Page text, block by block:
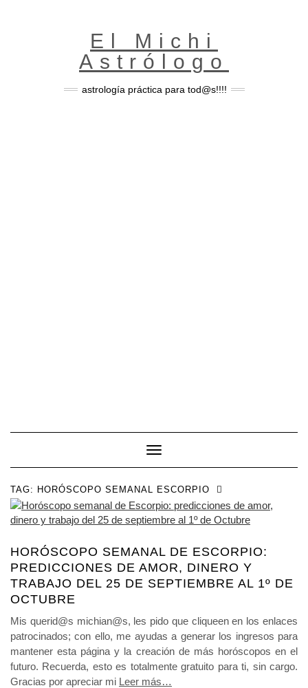
El Michi
Astrólogo
astrología práctica para tod@s!!!!
Toggle Navigation
TAG: HORÓSCOPO SEMANAL ESCORPIO
HORÓSCOPO SEMANAL DE ESCORPIO:
PREDICCIONES DE AMOR, DINERO Y
TRABAJO DEL 25 DE SEPTIEMBRE AL 1º DE
OCTUBRE
Mis querid@s michian@s, les pido que cliqueen en los enlaces
patrocinados; con ello, me ayudas a generar los ingresos para
mantener esta página y la creación de más horóscopos en el
futuro. Recuerda, esto es totalmente gratuito para ti, sin cargo.
Gracias por apreciar mi Leer más…